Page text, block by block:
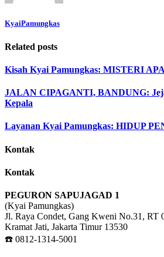
KyaiPamungkas
Related posts
Kisah Kyai Pamungkas: MISTERI
JALAN CIPAGANTI, BANDUNG:
Kepala
Layanan Kyai Pamungkas: HIDUP
Kontak
Kontak
PEGURON SAPUJAGAD 1
(Kyai Pamungkas)
Jl. Raya Condet, Gang Kweni No.31, RT
Kramat Jati, Jakarta Timur 13530
☎️ 0812-1314-5001